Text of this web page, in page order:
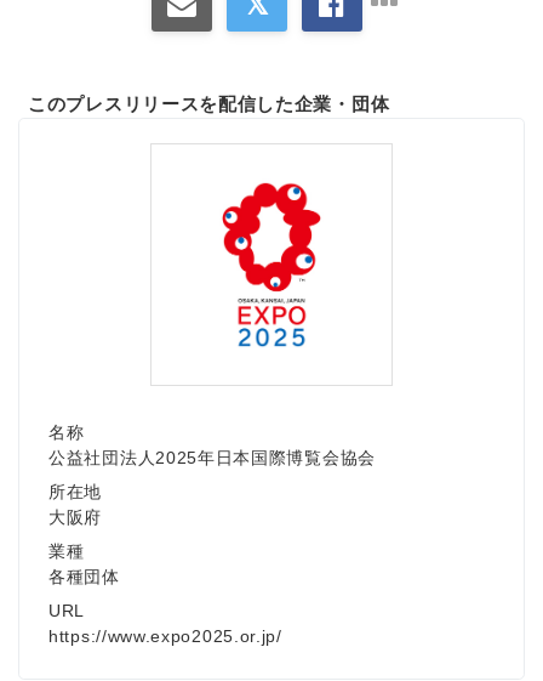
このプレスリリースを配信した企業・団体
名称
公益社団法人2025年日本国際博覧会協会
所在地
大阪府
業種
各種団体
URL
https://www.expo2025.or.jp/